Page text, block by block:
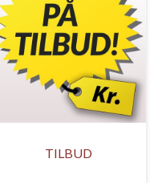
TILBUD